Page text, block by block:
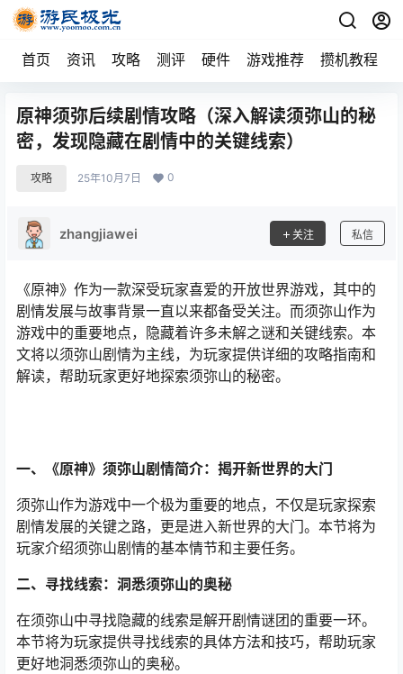
首页 资讯 攻略 测评 硬件 游戏推荐 攒机教程
原神须弥后续剧情攻略（深入解读须弥山的秘
密，发现隐藏在剧情中的关键线索）
攻略 25年10月7日 0
zhangjiawei 关注 私信
《原神》作为一款深受玩家喜爱的开放世界游戏，其中的
剧情发展与故事背景一直以来都备受关注。而须弥山作为
游戏中的重要地点，隐藏着许多未解之谜和关键线索。本
文将以须弥山剧情为主线，为玩家提供详细的攻略指南和
解读，帮助玩家更好地探索须弥山的秘密。
一、《原神》须弥山剧情简介：揭开新世界的大门
须弥山作为游戏中一个极为重要的地点，不仅是玩家探索
剧情发展的关键之路，更是进入新世界的大门。本节将为
玩家介绍须弥山剧情的基本情节和主要任务。
二、寻找线索：洞悉须弥山的奥秘
在须弥山中寻找隐藏的线索是解开剧情谜团的重要一环。
本节将为玩家提供寻找线索的具体方法和技巧，帮助玩家
更好地洞悉须弥山的奥秘。